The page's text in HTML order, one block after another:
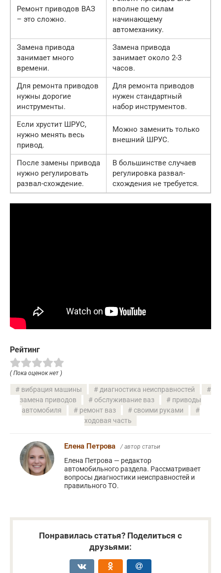
Ремонт приводов ВАЗ
– это сложно.
вполне по силам
начинающему
автомеханику.
Замена привода
занимает много
времени.
Замена привода
занимает около 2-3
часов.
Для ремонта приводов
нужны дорогие
инструменты.
Для ремонта приводов
нужен стандартный
набор инструментов.
Если хрустит ШРУС,
нужно менять весь
привод.
Можно заменить только
внешний ШРУС.
После замены привода
нужно регулировать
развал-схождение.
В большинстве случаев
регулировка развал-
схождения не требуется.
Рейтинг
( Пока оценок нет )
вибрация машины
диагностика неисправностей
замена приводов
обслуживание ваз
приводы
автомобиля
ремонт ваз
своими руками
ходовая часть
Елена Петрова / автор статьи
Елена Петрова — редактор
автомобильного раздела. Рассматривает
вопросы диагностики неисправностей и
правильного ТО.
Понравилась статья? Поделиться с
друзьями: